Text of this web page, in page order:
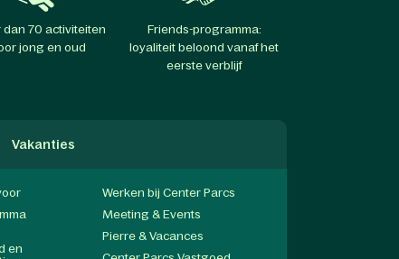
dan 70 activiteiten
jong en oud
Friends-programma:
loyaliteit beloond vanaf het
eerste verblijf
Vakanties
en
Werken bij Center Parcs
Meeting & Events
Pierre & Vacances